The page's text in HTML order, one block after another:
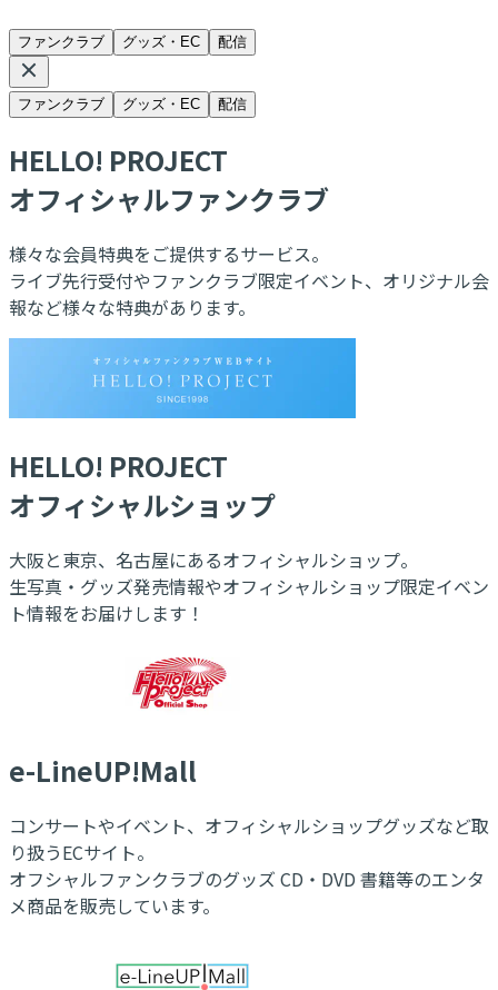
ファンクラブ グッズ・EC 配信
ファンクラブ グッズ・EC 配信
HELLO! PROJECT
オフィシャルファンクラブ
様々な会員特典をご提供するサービス。
ライブ先行受付やファンクラブ限定イベント、オリジナル会
報など様々な特典があります。
HELLO! PROJECT
オフィシャルショップ
大阪と東京、名古屋にあるオフィシャルショップ。
生写真・グッズ発売情報やオフィシャルショップ限定イベン
ト情報をお届けします！
e-LineUP!Mall
コンサートやイベント、オフィシャルショップグッズなど取
り扱うECサイト。
オフシャルファンクラブのグッズ CD・DVD 書籍等のエンタ
メ商品を販売しています。